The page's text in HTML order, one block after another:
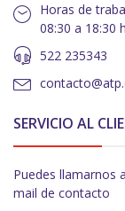
Horas de
08:30 a 18:30
522 235343
SERVICIO AL
Puedes llamarnos
mail de contacto